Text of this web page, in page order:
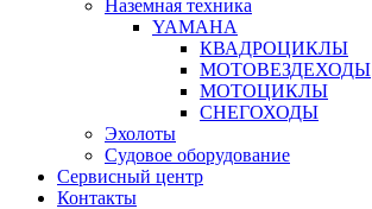
Наземная техника
YAMAHA
КВАДРОЦИКЛЫ
МОТОВЕЗДЕХОДЫ
МОТОЦИКЛЫ
СНЕГОХОДЫ
Эхолоты
Судовое оборудование
Сервисный центр
Контакты